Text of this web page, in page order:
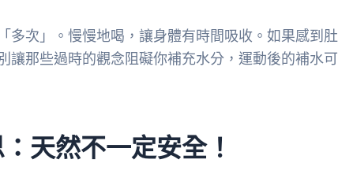
多次」。慢慢地喝，讓身體有時間吸收。如果感到肚
讓那些過時的觀念阻礙你補充水分，運動後的補水可
天然不一定安全！